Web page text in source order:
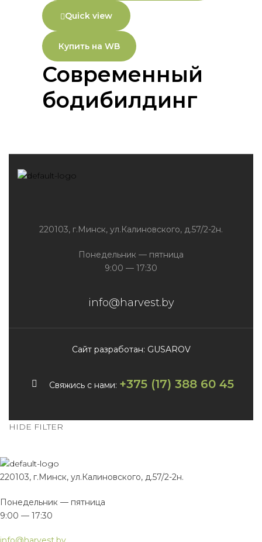
Quick view
Купить на WB
Современный
бодибилдинг
220103, г.Минск, ул.Калиновского, д.57/2-2н.
Понедельник — пятница
9:00 — 17:30
info@harvest.by
Сайт разработан: GUSAROV
Свяжись с нами: +375 (17) 388 60 45
HIDE FILTER
220103, г.Минск, ул.Калиновского, д.57/2-2н.
Понедельник — пятница
9:00 — 17:30